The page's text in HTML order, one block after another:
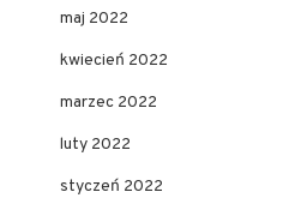
maj 2022
kwiecień 2022
marzec 2022
luty 2022
styczeń 2022